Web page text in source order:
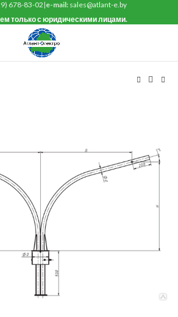
678-83-02|e-mail: sales@atlant-e.by
только с юридическими лицами.